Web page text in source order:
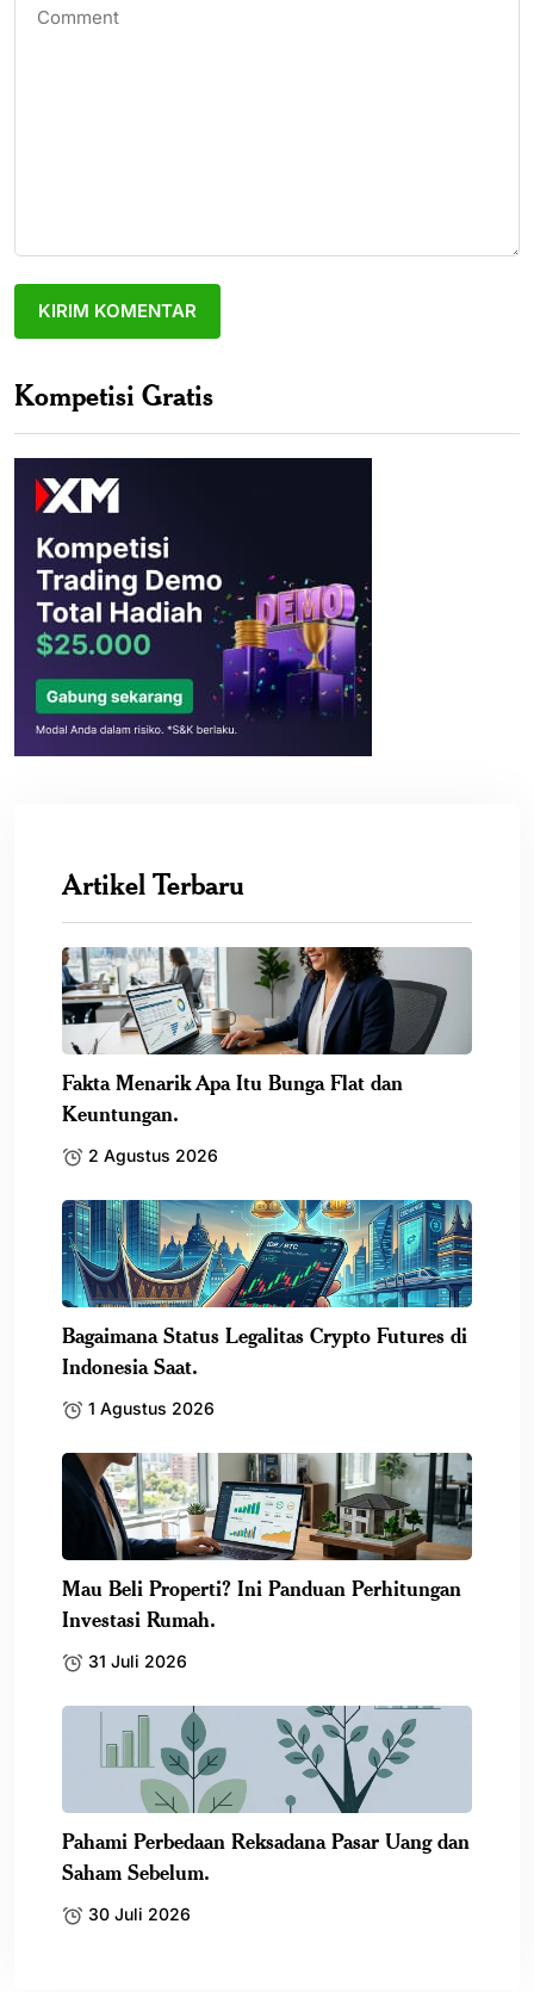
Kompetisi Gratis
Artikel Terbaru
Fakta Menarik Apa Itu Bunga Flat dan
Keuntungan.
2 Agustus 2026
Bagaimana Status Legalitas Crypto Futures di
Indonesia Saat.
1 Agustus 2026
Mau Beli Properti? Ini Panduan Perhitungan
Investasi Rumah.
31 Juli 2026
Pahami Perbedaan Reksadana Pasar Uang dan
Saham Sebelum.
30 Juli 2026